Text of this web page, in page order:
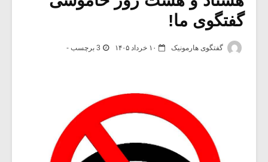
گفتگوی ما!
گفتگوی هارمونیک ۱۰ خرداد ۱۴۰۵ 3 برچسب -